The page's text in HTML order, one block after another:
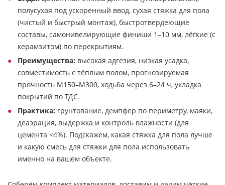
полусухая под ускоренный ввод, сухая стяжка для пола
(чистый и быстрый монтаж), быстротвердеющие
составы, самонивелирующие финиши 1–10 мм, лёгкие (с
керамзитом) по перекрытиям.
Преимущества: высокая адгезия, низкая усадка,
совместимость с тёплым полом, прогнозируемая
прочность М150–М300, ходьба через 6–24 ч, укладка
покрытий по ТДС.
Практика: грунтование, демпфер по периметру, маяки,
деаэрация, выдержка и контроль влажности (для
цемента <4%). Подскажем, какая стяжка для пола лучше
и какую смесь для стяжки для пола использовать
именно на вашем объекте.